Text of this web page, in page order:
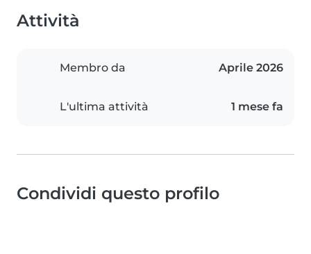
Attività
Membro da Aprile 2026
L'ultima attività 1 mese fa
Condividi questo profilo